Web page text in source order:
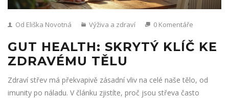
Od Eliška Novotná Výživa a zdraví 0 Komentáře
GUT HEALTH: SKRYTÝ KLÍČ KE
ZDRAVÉMU TĚLU
Zdraví střev má překvapivě zásadní vliv na celé naše tělo, od
imunity po náladu. V článku zjistíte, proč jsou střeva často